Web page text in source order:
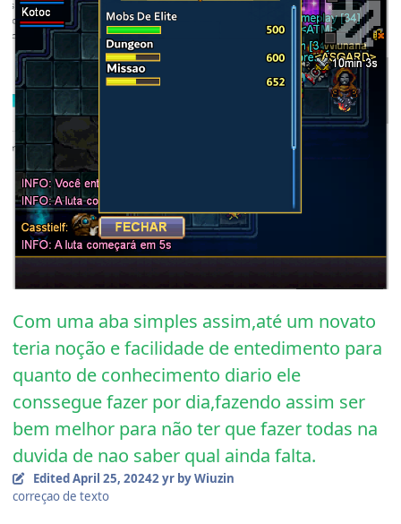
Com uma aba simples assim,até um novato
teria noção e facilidade de entedimento para
quanto de conhecimento diario ele
conssegue fazer por dia,fazendo assim ser
bem melhor para não ter que fazer todas na
duvida de nao saber qual ainda falta.
EditedApril 25, 20242 yrby Wiuzin
correçao de texto